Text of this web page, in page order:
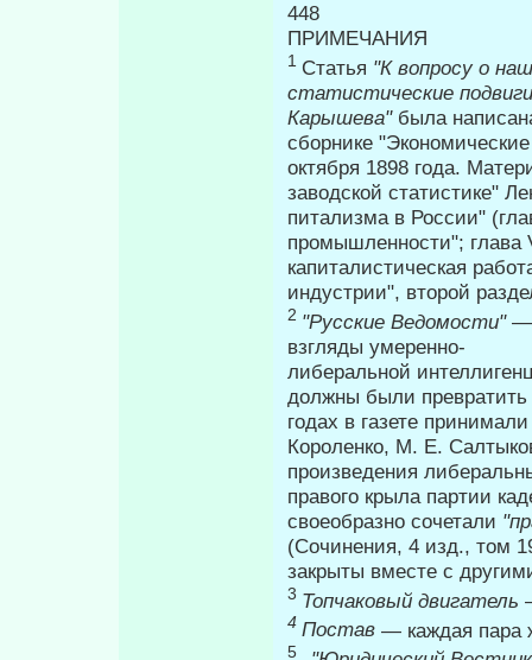
448
ПРИМЕЧАНИЯ
1 Статья "К вопросу о
статистические
Карышева" была
сборнике
октября 1898 года.
заводской статистике"
питализма в России"
промышленности"; глава
капиталистическая
индустрии", второй
2 "Русские Ведомости" —
взгляды умеренно-
либеральной
должны были
годах в газете
Короленко, М. Е.
произведения
правого крыла партии
своеобразно сочетали
(Сочинения, 4 изд., том
за­крыты вместе с
3 Топчаковый двигатель
4 Постав — каждая пара
5